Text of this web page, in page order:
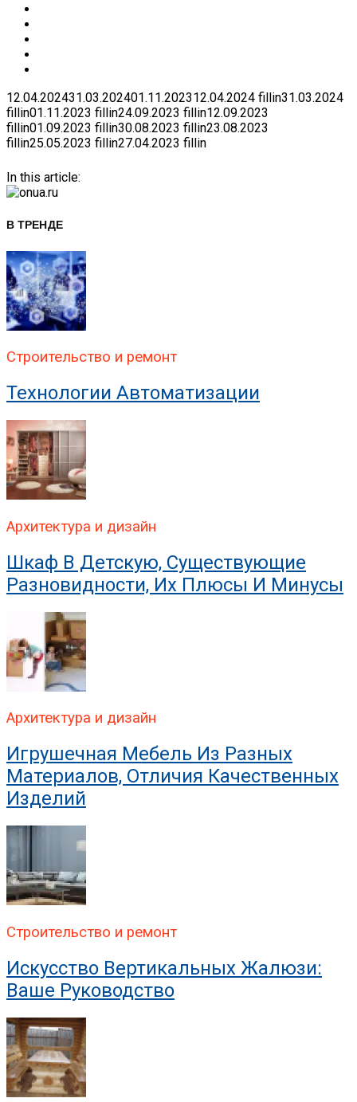
12.04.202431.03.202401.11.202312.04.2024 fillin31.03.2024
fillin01.11.2023 fillin24.09.2023 fillin12.09.2023
fillin01.09.2023 fillin30.08.2023 fillin23.08.2023
fillin25.05.2023 fillin27.04.2023 fillin
In this article:
В ТРЕНДЕ
Строительство и ремонт
Технологии Автоматизации
Архитектура и дизайн
Шкаф В Детскую, Существующие
Разновидности, Их Плюсы И Минусы
Архитектура и дизайн
Игрушечная Мебель Из Разных
Материалов, Отличия Качественных
Изделий
Строительство и ремонт
Искусство Вертикальных Жалюзи:
Ваше Руководство